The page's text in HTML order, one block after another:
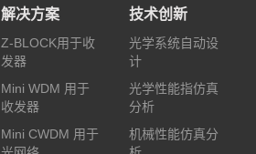
解决方案
Z-BLOCK用于收
发器
Mini WDM 用于
收发器
Mini CWDM 用于
技术创新
光学系统自动设
计
光学性能指仿真
分析
机械性能仿真分